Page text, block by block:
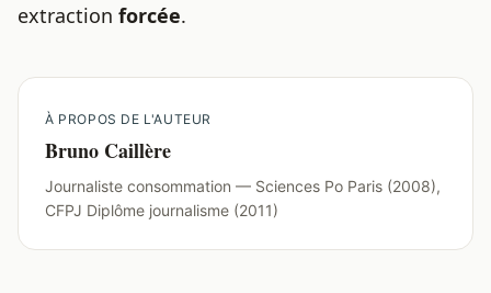
extraction forcée.
À PROPOS DE L'AUTEUR
Bruno Caillère
Journaliste consommation — Sciences Po Paris (2008),
CFPJ Diplôme journalisme (2011)